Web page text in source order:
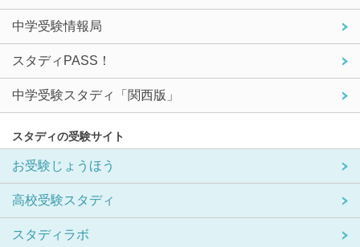
中学受験情報局
スタディPASS！
中学受験スタディ「関西版」
スタディの受験サイト
お受験じょうほう
高校受験スタディ
スタディラボ